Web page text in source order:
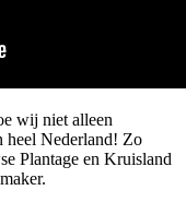
wij niet alleen
heel Nederland! Zo
Plantage en Kruisland